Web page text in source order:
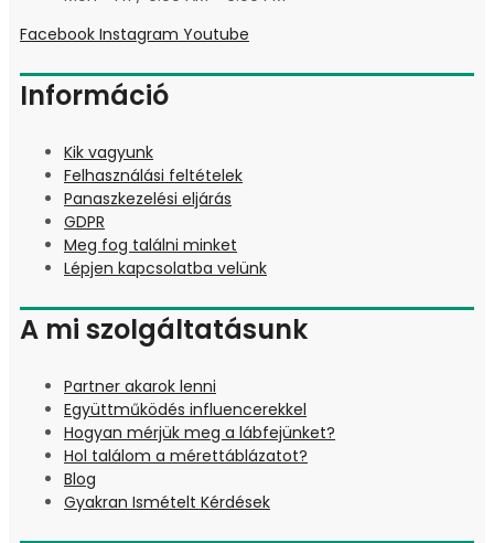
Facebook Instagram Youtube
Információ
Kik vagyunk
Felhasználási feltételek
Panaszkezelési eljárás
GDPR
Meg fog találni minket
Lépjen kapcsolatba velünk
A mi szolgáltatásunk
Partner akarok lenni
Együttműködés influencerekkel
Hogyan mérjük meg a lábfejünket?
Hol találom a mérettáblázatot?
Blog
Gyakran Ismételt Kérdések